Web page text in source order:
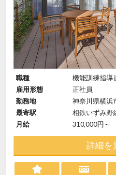
職種
機能訓練指導
雇用形態
正社員
勤務地
神奈川県横浜
最寄駅
相鉄いずみ野
月給
310,000円～
詳細を